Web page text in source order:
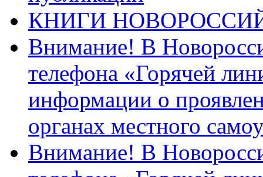
КНИГИ
Внимание! В
телефона «Горячей
информации о
органах местного
Внимание! В